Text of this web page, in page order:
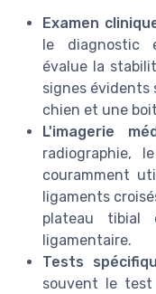
Examen
le diagnostic
évalue la
signes évidents
chien et une
L'imagerie
radiographie,
couramment
ligaments
plateau tibial
ligamentaire.
Tests
souvent le